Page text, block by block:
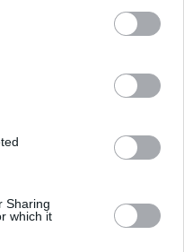
Sharing
which itπρώτοι